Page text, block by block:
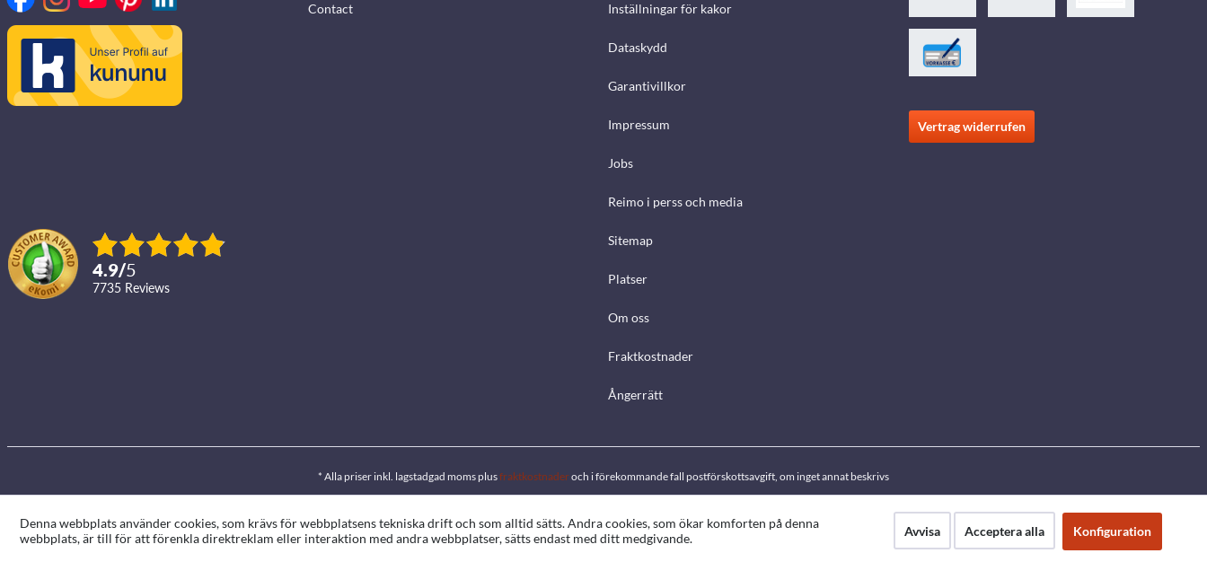
4.9/5
7735 reviews
Contact Inställningar för kakor
Dataskydd
Garantivillkor
Impressum
Jobs
Reimo i perss och media
Sitemap
Platser
Om oss
Fraktkostnader
Ångerrätt
Vertrag widerrufen
* Alla priser inkl. lagstadgad moms plusfraktkostnaderoch i förekommande fall postförskottsavgift, om inget annat beskrivs
Denna webbplats använder cookies, som krävs för webbplatsens tekniska drift och som alltid sätts. Andra cookies, som ökar komforten på denna
webbplats, är till för att förenkla direktreklam eller interaktion med andra webbplatser, sätts endast med ditt medgivande.
Avvisa Acceptera alla Konfiguration